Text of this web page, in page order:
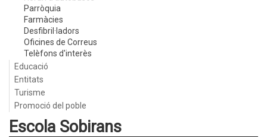
Parròquia
Farmàcies
Desfibril·ladors
Oficines de Correus
Telèfons d'interès
Educació
Entitats
Turisme
Promoció del poble
Escola Sobirans